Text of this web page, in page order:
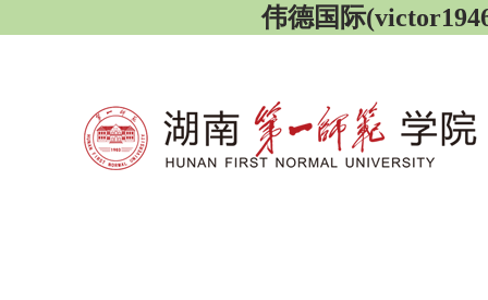
伟德国际